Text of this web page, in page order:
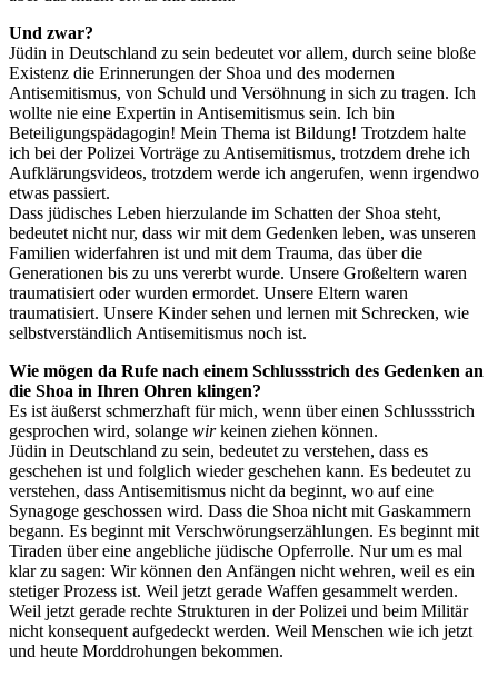
Und zwar?
Jüdin in Deutschland zu sein bedeutet vor allem, durch seine bloße
Existenz die Erinnerungen der Shoa und des modernen
Antisemitismus, von Schuld und Versöhnung in sich zu tragen. Ich
wollte nie eine Expertin in Antisemitismus sein. Ich bin
Beteiligungspädagogin! Mein Thema ist Bildung! Trotzdem halte
ich bei der Polizei Vorträge zu Antisemitismus, trotzdem drehe ich
Aufklärungsvideos, trotzdem werde ich angerufen, wenn irgendwo
etwas passiert.
Dass jüdisches Leben hierzulande im Schatten der Shoa steht,
bedeutet nicht nur, dass wir mit dem Gedenken leben, was unseren
Familien widerfahren ist und mit dem Trauma, das über die
Generationen bis zu uns vererbt wurde. Unsere Großeltern waren
traumatisiert oder wurden ermordet. Unsere Eltern waren
traumatisiert. Unsere Kinder sehen und lernen mit Schrecken, wie
selbstverständlich Antisemitismus noch ist.
Wie mögen da Rufe nach einem Schlussstrich des Gedenken an
die Shoa in Ihren Ohren klingen?
Es ist äußerst schmerzhaft für mich, wenn über einen Schlussstrich
gesprochen wird, solange wirkeinen ziehen können.
Jüdin in Deutschland zu sein, bedeutet zu verstehen, dass es
geschehen ist und folglich wieder geschehen kann. Es bedeutet zu
verstehen, dass Antisemitismus nicht da beginnt, wo auf eine
Synagoge geschossen wird. Dass die Shoa nicht mit Gaskammern
begann. Es beginnt mit Verschwörungserzählungen. Es beginnt mit
Tiraden über eine angebliche jüdische Opferrolle. Nur um es mal
klar zu sagen: Wir können den Anfängen nicht wehren, weil es ein
stetiger Prozess ist. Weil jetzt gerade Waffen gesammelt werden.
Weil jetzt gerade rechte Strukturen in der Polizei und beim Militär
nicht konsequent aufgedeckt werden. Weil Menschen wie ich jetzt
und heute Morddrohungen bekommen.